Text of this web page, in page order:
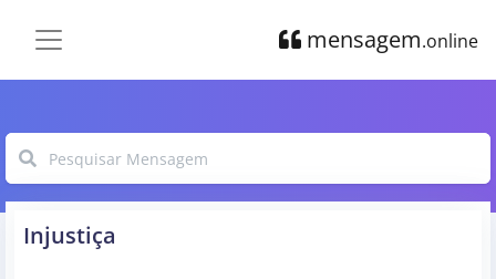
mensagem.online
Injustiça